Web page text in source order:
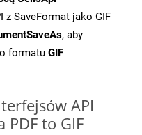
z SaveFormat jako GIF
, aby
formatu GIF
API
PDF to GIF